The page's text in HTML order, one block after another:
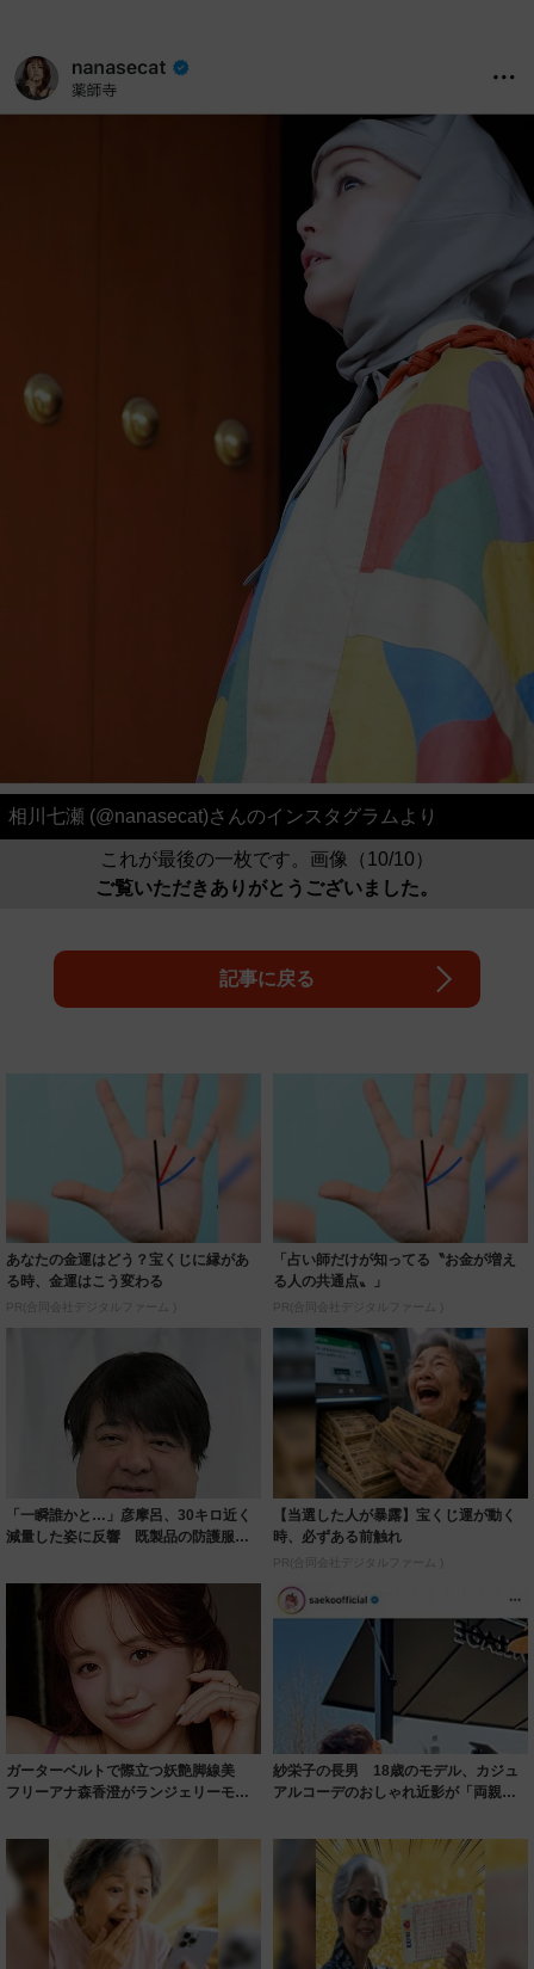
相川七瀬 (@nanasecat)さんのインスタグラムより
これが最後の一枚です。画像（10/10）
ご覧いただきありがとうございました。
記事に戻る
あなたの金運はどう？宝くじに縁があ
る時、金運はこう変わる
PR(合同会社デジタルファーム )
「占い師だけが知ってる〝お金が増え
る人の共通点〟」
PR(合同会社デジタルファーム )
「一瞬誰かと…」彦摩呂、30キロ近く
減量した姿に反響 既製品の防護服が
【当選した人が暴露】宝くじ運が動く
時、必ずある前触れ
PR(合同会社デジタルファーム )
ガーターベルトで際立つ妖艶脚線美
フリーアナ森香澄がランジェリーモデ
紗栄子の長男 18歳のモデル、カジュ
アルコーデのおしゃれ近影が「両親の